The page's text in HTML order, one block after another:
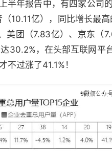
半年报告中，有四家公司
10.11亿），同比增长最
团（7.83亿）、京东（
30.2%，在头部互联网平
过涨了41.1%！